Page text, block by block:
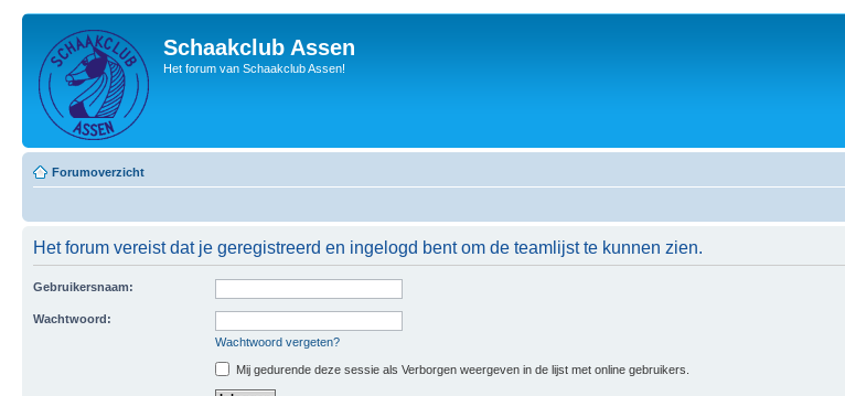
Schaakclub Assen
Het forum van Schaakclub Assen!
Forumoverzicht
Het forum vereist dat je geregistreerd en ingelogd bent om de teamlijst te kunnen zien.
Gebruikersnaam:
Wachtwoord:
Wachtwoord vergeten?
Mij gedurende deze sessie als Verborgen weergeven in de lijst met online gebruikers.